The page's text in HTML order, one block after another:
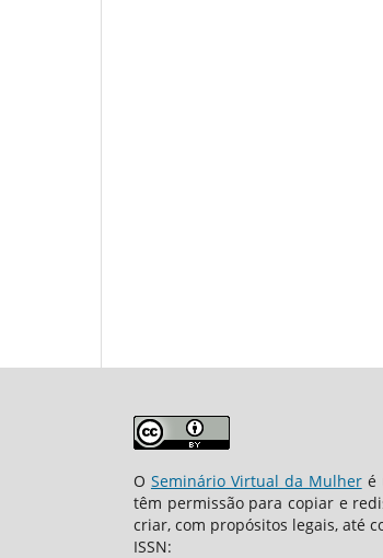
O Seminário Virtual da Mulheré
têm permissão para copiar e
criar, com propósitos legais, até
ISSN: